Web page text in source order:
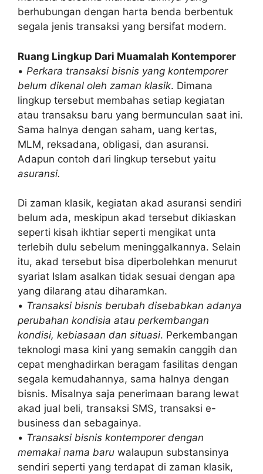
berhubungan dengan harta benda berbentuk
segala jenis transaksi yang bersifat modern.
Ruang Lingkup Dari Muamalah Kontemporer
• Perkara transaksi bisnis yang kontemporer
belum dikenal oleh zaman klasik. Dimana
lingkup tersebut membahas setiap kegiatan
atau transaksu baru yang bermunculan saat ini.
Sama halnya dengan saham, uang kertas,
MLM, reksadana, obligasi, dan asuransi.
Adapun contoh dari lingkup tersebut yaitu
asuransi.
Di zaman klasik, kegiatan akad asuransi sendiri
belum ada, meskipun akad tersebut dikiaskan
seperti kisah ikhtiar seperti mengikat unta
terlebih dulu sebelum meninggalkannya. Selain
itu, akad tersebut bisa diperbolehkan menurut
syariat Islam asalkan tidak sesuai dengan apa
yang dilarang atau diharamkan.
• Transaksi bisnis berubah disebabkan adanya
perubahan kondisia atau perkembangan
kondisi, kebiasaan dan situasi. Perkembangan
teknologi masa kini yang semakin canggih dan
cepat menghadirkan beragam fasilitas dengan
segala kemudahannya, sama halnya dengan
bisnis. Misalnya saja penerimaan barang lewat
akad jual beli, transaksi SMS, transaksi e-
business dan sebagainya.
• Transaksi bisnis kontemporer dengan
memakai nama baru walaupun substansinya
sendiri seperti yang terdapat di zaman klasik,